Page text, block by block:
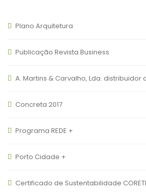
Plano Arquitetura
Publicação Revista Business
A. Martins & Carvalho, Lda. distribuidor
Concreta 2017
Programa REDE +
Porto Cidade +
Certificado de Sustentabilidade